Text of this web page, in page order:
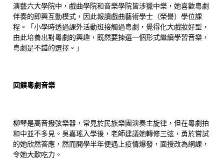
演藝六大學院中，戲曲學院和音樂學院皆涉獵中樂，她喜歡粵劇
伴奏的即興互動模式，因此報讀戲曲藝術學士（榮譽）學位課
程。「小學時透過課外活動班接觸過粵劇，覺得化大戲妝好型，
由此培養出對粵劇的興趣，既然要揀選一個形式繼續學習音樂，
粵劇是不錯的選擇。」
回饋粵劇音樂
柳琴是高音撥弦樂器，常見於民族樂團演奏主旋律，但在粵劇拍
和中並不多見。吳嘉瑤入學後，老師建議她轉修三弦，勇於嘗試
的她欣然答應，然而開學半年便遇上疫情爆發，面授改為網課，
令她大歎吃力。